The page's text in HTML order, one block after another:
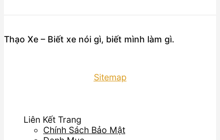
Thạo Xe – Biết xe nói gì, biết mình làm gì.
Sitemap
Liên Kết Trang
Chính Sách Bảo Mật